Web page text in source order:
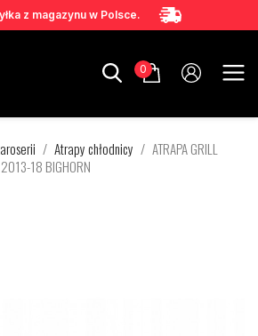
z magazynu w Polsce.
0
Atrapy chłodnicy
ATRAPA GRILL
18 BIGHORN